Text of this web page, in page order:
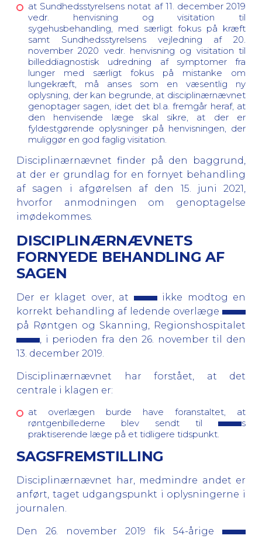
at Sundhedsstyrelsens notat af 11. december 2019
vedr. henvisning og visitation til
sygehusbehandling, med særligt fokus på kræft
samt Sundhedsstyrelsens vejledning af 20.
november 2020 vedr. henvisning og visitation til
billeddiagnostisk udredning af symptomer fra
lunger med særligt fokus på mistanke om
lungekræft, må anses som en væsentlig ny
oplysning, der kan begrunde, at disciplinærnævnet
genoptager sagen, idet det bl.a. fremgår heraf, at
den henvisende læge skal sikre, at der er
fyldestgørende oplysninger på henvisningen, der
muliggør en god faglig visitation.
Disciplinærnævnet finder på den baggrund,
at der er grundlag for en fornyet behandling
af sagen i afgørelsen af den 15. juni 2021,
hvorfor anmodningen om genoptagelse
imødekommes.
DISCIPLINÆRNÆVNETS
FORNYEDE BEHANDLING AF
SAGEN
Der er klaget over, at
ikke modtog en
korrekt behandling af ledende overlæge
på Røntgen og Skanning, Regionshospitalet
, i perioden fra den 26. november til den
13. december 2019.
Disciplinærnævnet har forstået, at det
centrale i klagen er:
at overlægen burde have foranstaltet, at
røntgenbillederne blev sendt til
s
praktiserende læge på et tidligere tidspunkt.
SAGSFREMSTILLING
Disciplinærnævnet har, medmindre andet er
anført, taget udgangspunkt i oplysningerne i
journalen.
Den 26. november 2019 fik 54-årige